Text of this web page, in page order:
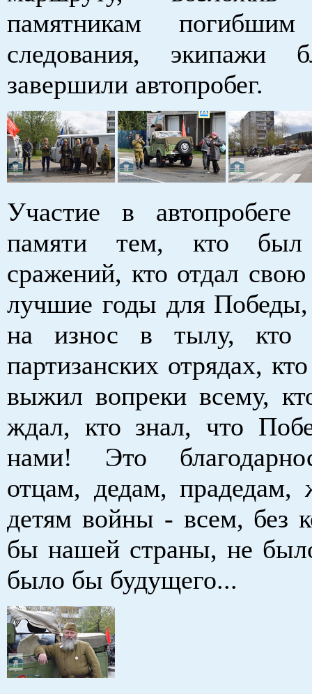
памятникам
следования, экипажи
завершили автопробег.
Участие в
памяти тем, кто
сражений, кто отдал
лучшие годы для Победы,
на износ в тылу, кто
партизанских отрядах,
выжил вопреки всему,
ждал, кто знал, что
нами! Это
отцам, дедам,
детям войны - всем, без
бы нашей страны, не
было бы будущего...